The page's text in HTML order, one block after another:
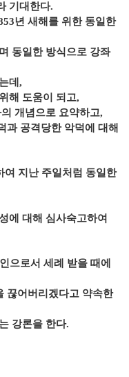
기대한다.
년 새해를 위한 동일한
동일한 방식으로 강좌
데 ,
해 도움이 되고,
개념으로 요약하고,
과 공격당한 악덕에 대해
여 지난 주일처럼 동일한
에 대해 심사숙고하여
으로서 세례 받을 때에
끊어버리겠다고 약속한
강론을 한다.